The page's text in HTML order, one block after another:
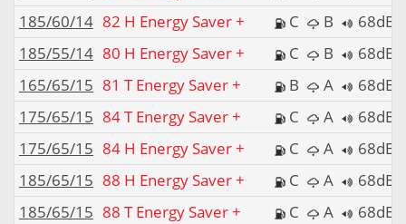
185/60/14 82 H Energy Saver + C B
68dB
185/55/14 80 H Energy Saver + C B
68dB
165/65/15 81 T Energy Saver + B A
68dB
175/65/15 84 T Energy Saver + C A
68dB
175/65/15 84 H Energy Saver + C A
68dB
185/65/15 88 H Energy Saver + C A
68dB
185/65/15 88 T Energy Saver + C A
68dB